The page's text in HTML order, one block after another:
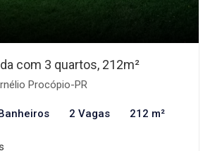
com 3 quartos, 212m²
Procópio-PR
2 Vagas 212 m²